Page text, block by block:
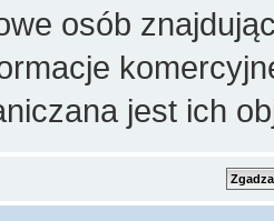
osób
jest ich